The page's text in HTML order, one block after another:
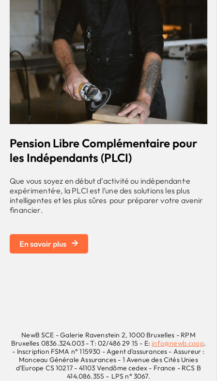
Pension Libre Complémentaire pour
les Indépendants (PLCI)
Que vous soyez en début d’activité ou indépendant·e
expérimenté·e, la PLCI est l’une des solutions les plus
intelligentes et les plus sûres pour préparer votre avenir
financier.
En savoir plus
NewB SCE - Galerie Ravenstein 2, 1000 Bruxelles - RPM
Bruxelles 0836.324.003 - T:02/486 29 15 - E: info@newb.coop.
- Inscription FSMA n° 115930 - Agent d’assurances - Assureur :
Monceau Générale Assurances - 1 Avenue des Cités Unies
d’Europe CS 10217 - 41103 Vendôme cedex - France - RCS B
414.086.355 – LPS n° 3067.